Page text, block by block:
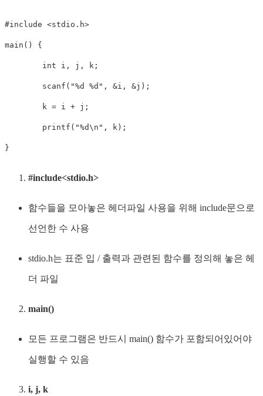
#include <stdio.h>
main ( ) {
int i , j , k ;
scanf ( "%d %d" , &i , &j ) ;
	k
= i + j ;
printf ( "%d\n" , k ) ;
}
#include<stdio.h>
함수들을 모아놓은 헤더파일 사용을 위해 include문으로
선언한 수 사용
stdio.h는 표준 입 / 출력과 관련된 함수를 정의해 놓은 헤
더 파일
main()
모든 프로그램은 반드시 main() 함수가 포함되어있어야
실행할 수 있음
i, j, k